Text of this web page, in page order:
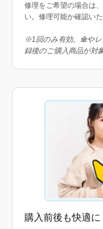
修理をご希望の場合は
い。修理可能か確認いた
※1回のみ有効。傘や
録後のご購入商品が対
購入前後も快適